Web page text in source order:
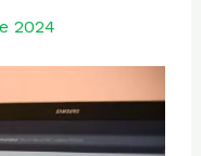
2024